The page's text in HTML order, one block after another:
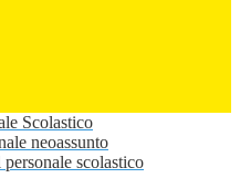
Scolastico
neoassunto
scolastico